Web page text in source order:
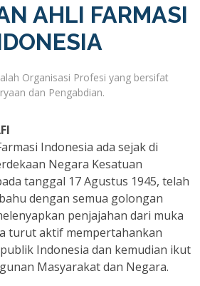
AHLI FARMASI
Organisasi Profesi yang bersifat
dan Pengabdian.
Indonesia ada sejak di
Negara Kesatuan
tanggal 17 Agustus 1945, telah
dengan semua golongan
penjajahan dari muka
turut aktif mempertahankan
Indonesia dan kemudian ikut
Masyarakat dan Negara.